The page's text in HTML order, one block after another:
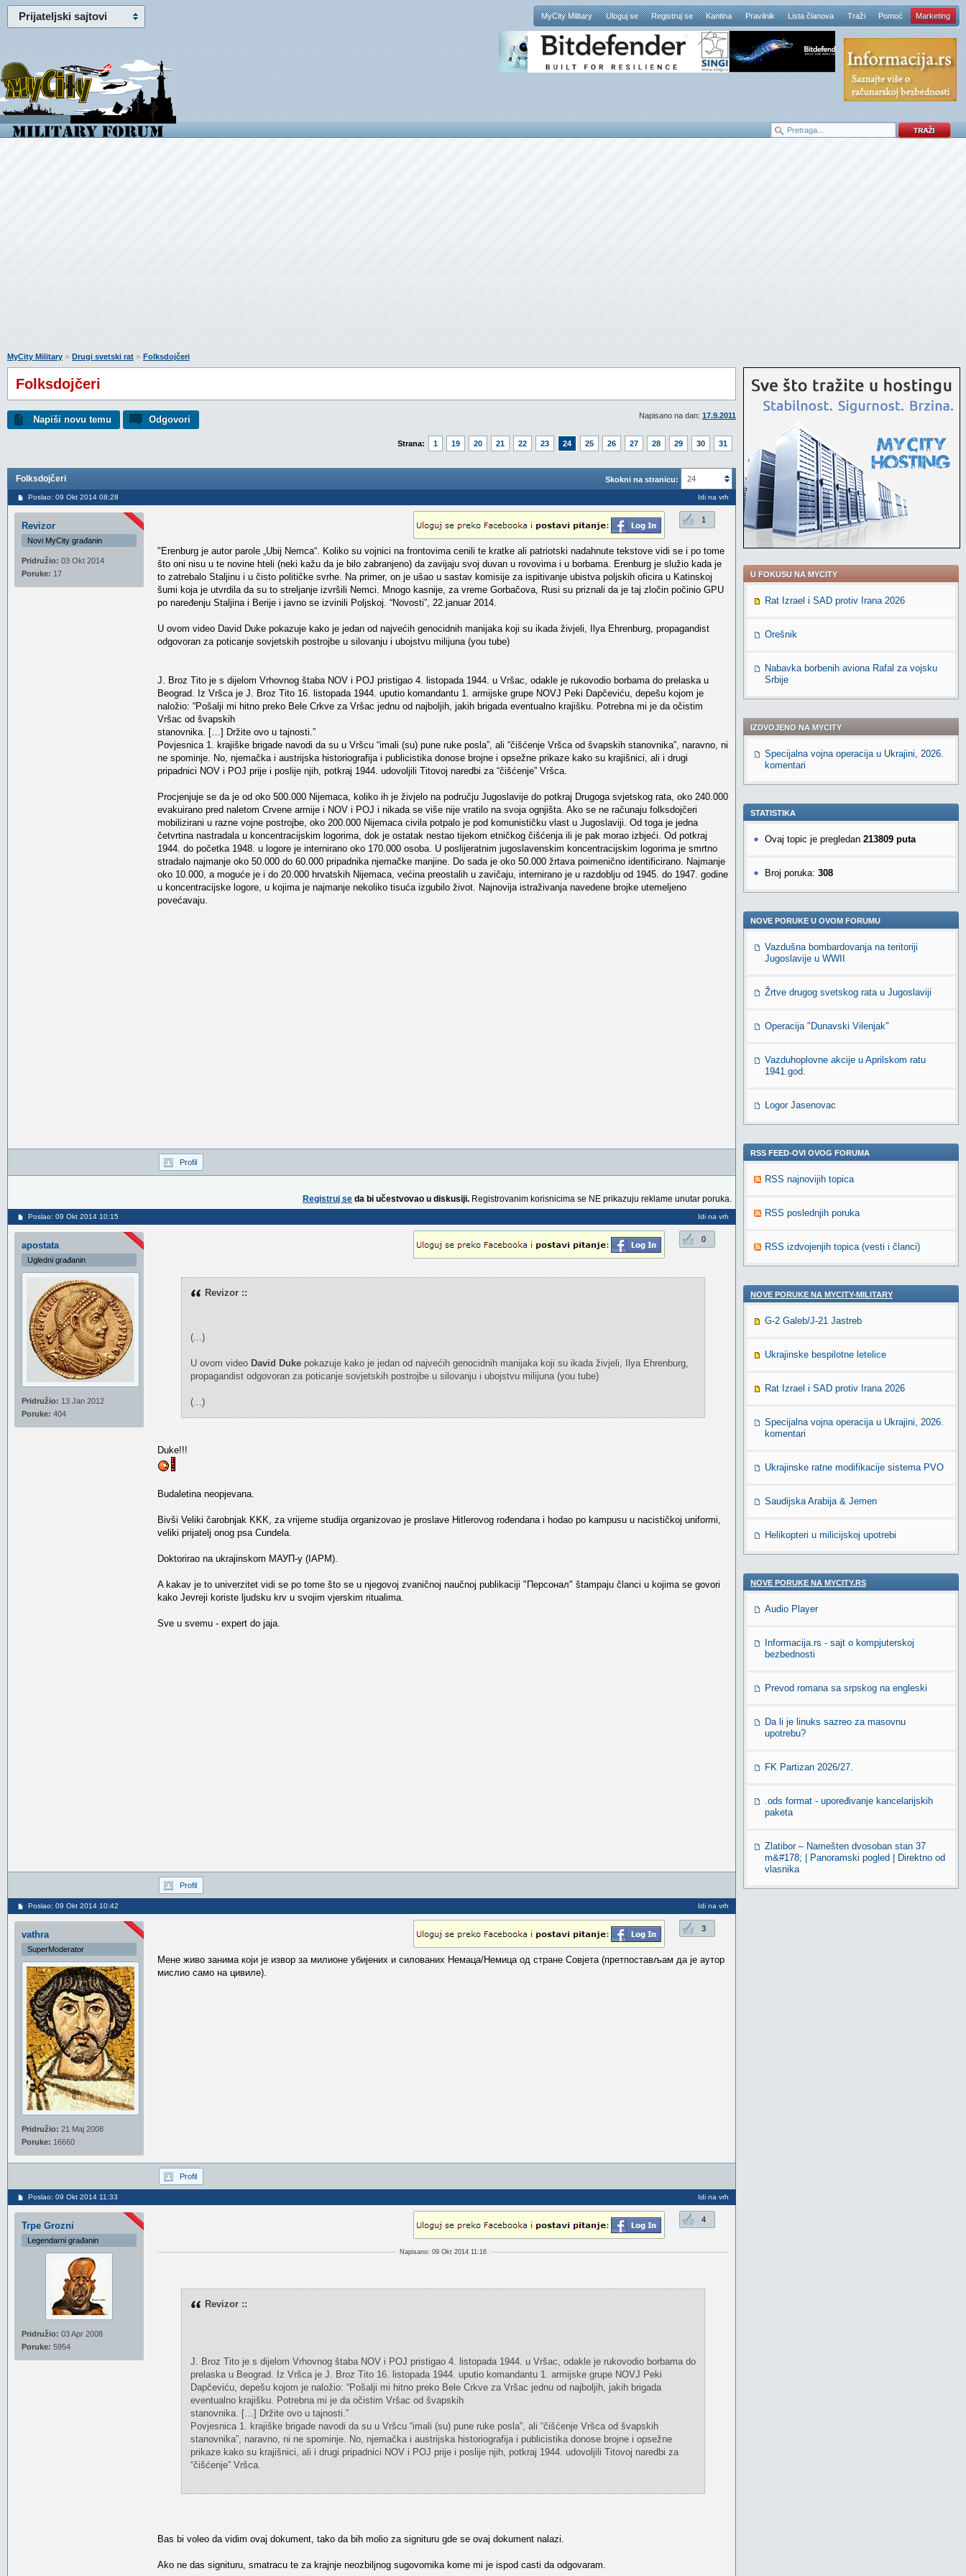
Prijateljski sajtovi MyCity Military Uloguj se Registruj se Kantina Pravilnik Lista članova Traži Pomoć Marketing
MyCity Military » Drugi svetski rat » Folksdojčeri
Folksdojčeri
Napisano na dan: 17.9.2011
Napiši novu temu Odgovori
Strana: 1 19 20 21 22 23 24 25 26 27 28 29 30 31
Skokni na stranicu: 24
Folksdojčeri
Poslao: 09 Okt 2014 08:28 Idi na vrh
Revizor
Novi MyCity građanin
Pridružio: 03 Okt 2014
Poruke: 17
1
"Erenburg je autor parole „Ubij Nemca“. Koliko su vojnici na frontovima cenili te kratke ali patriotski nadahnute tekstove vidi se i po tome
što oni nisu u te novine hteli (neki kažu da je bilo zabranjeno) da zavijaju svoj duvan u rovovima i u borbama. Erenburg je služio kada je
to zatrebalo Staljinu i u čisto političke svrhe. Na primer, on je ušao u sastav komisije za ispitivanje ubistva poljskih oficira u Katinskoj
šumi koja je utvrdila da su to streljanje izvršili Nemci. Mnogo kasnije, za vreme Gorbačova, Rusi su priznali da je taj zločin počinio GPU
po naređenju Staljina i Berije i javno se izvinili Poljskoj. “Novosti”, 22.januar 2014.
U ovom video David Duke pokazuje kako je jedan od najvećih genocidnih manijaka koji su ikada živjeli, Ilya Ehrenburg, propagandist
odgovoran za poticanje sovjetskih postrojbe u silovanju i ubojstvu milijuna (you tube)
J. Broz Tito je s dijelom Vrhovnog štaba NOV i POJ pristigao 4. listopada 1944. u Vršac, odakle je rukovodio borbama do prelaska u
Beograd. Iz Vršca je J. Broz Tito 16. listopada 1944. uputio komandantu 1. armijske grupe NOVJ Peki Dapčeviću, depešu kojom je
naložio: “Pošalji mi hitno preko Bele Crkve za Vršac jednu od najboljih, jakih brigada eventualno krajišku. Potrebna mi je da očistim
Vršac od švapskih
stanovnika. […] Držite ovo u tajnosti.”
Povjesnica 1. krajiške brigade navodi da su u Vršcu “imali (su) pune ruke posla”, ali “čišćenje Vršca od švapskih stanovnika”, naravno, ni
ne spominje. No, njemačka i austrijska historiografija i publicistika donose brojne i opsežne prikaze kako su krajišnici, ali i drugi
pripadnici NOV i POJ prije i poslije njih, potkraj 1944. udovoljili Titovoj naredbi za “čišćenje” Vršca.
Procjenjuje se da je od oko 500.000 Nijemaca, koliko ih je živjelo na području Jugoslavije do potkraj Drugoga svjetskog rata, oko 240.000
evakuirano pred naletom Crvene armije i NOV i POJ i nikada se više nije vratilo na svoja ognjišta. Ako se ne računaju folksdojčeri
mobilizirani u razne vojne postrojbe, oko 200.000 Nijemaca civila potpalo je pod komunističku vlast u Jugoslaviji. Od toga je jedna
četvrtina nastradala u koncentracijskim logorima, dok je ostatak nestao tijekom etničkog čišćenja ili je pak morao izbjeći. Od potkraj
1944. do početka 1948. u logore je internirano oko 170.000 osoba. U poslijeratnim jugoslavenskim koncentracijskim logorima je smrtno
stradalo najmanje oko 50.000 do 60.000 pripadnika njemačke manjine. Do sada je oko 50.000 žrtava poimenično identificirano. Najmanje
oko 10.000, a moguće je i do 20.000 hrvatskih Nijemaca, većina preostalih u zavičaju, internirano je u razdoblju od 1945. do 1947. godine
u koncentracijske logore, u kojima je najmanje nekoliko tisuća izgubilo život. Najnovija istraživanja navedene brojke utemeljeno
povećavaju.
Profil
Registruj se da bi učestvovao u diskusiji. Registrovanim korisnicima se NE prikazuju reklame unutar poruka.
Poslao: 09 Okt 2014 10:15 Idi na vrh
apostata
Ugledni građanin
Pridružio: 13 Jan 2012
Poruke: 404
0
Revizor ::
(...)
U ovom video David Dukepokazuje kako je jedan od najvećih genocidnih manijaka koji su ikada živjeli, Ilya Ehrenburg,
propagandist odgovoran za poticanje sovjetskih postrojbe u silovanju i ubojstvu milijuna (you tube)
(...)
Duke!!!
Budaletina neopjevana.
Bivši Veliki čarobnjak KKK, za vrijeme studija organizovao je proslave Hitlerovog rođendana i hodao po kampusu u nacističkoj uniformi,
veliki prijatelj onog psa Cundela.
Doktorirao na ukrajinskom МАУП-у (IAPM).
A kakav je to univerzitet vidi se po tome što se u njegovoj zvaničnoj naučnoj publikaciji "Персонал" štampaju članci u kojima se govori
kako Jevreji koriste ljudsku krv u svojim vjerskim ritualima.
Sve u svemu - expert do jaja.
Profil
Poslao: 09 Okt 2014 10:42 Idi na vrh
vathra
SuperModerator
Pridružio: 21 Maj 2008
Poruke: 16660
3
Мене живо занима који је извор за милионе убијених и силованих Немаца/Немица од стране Совјета (претпостављам да је аутор
мислио само на цивиле).
Profil
Poslao: 09 Okt 2014 11:33 Idi na vrh
Trpe Grozni
Legendarni građanin
Pridružio: 03 Apr 2008
Poruke: 5954
4
Napisano: 09 Okt 2014 11:16
Revizor ::
J. Broz Tito je s dijelom Vrhovnog štaba NOV i POJ pristigao 4. listopada 1944. u Vršac, odakle je rukovodio borbama do
prelaska u Beograd. Iz Vršca je J. Broz Tito 16. listopada 1944. uputio komandantu 1. armijske grupe NOVJ Peki
Dapčeviću, depešu kojom je naložio: “Pošalji mi hitno preko Bele Crkve za Vršac jednu od najboljih, jakih brigada
eventualno krajišku. Potrebna mi je da očistim Vršac od švapskih
stanovnika. […] Držite ovo u tajnosti.”
Povjesnica 1. krajiške brigade navodi da su u Vršcu “imali (su) pune ruke posla”, ali “čišćenje Vršca od švapskih
stanovnika”, naravno, ni ne spominje. No, njemačka i austrijska historiografija i publicistika donose brojne i opsežne
prikaze kako su krajišnici, ali i drugi pripadnici NOV i POJ prije i poslije njih, potkraj 1944. udovoljili Titovoj naredbi za
“čišćenje” Vršca.
Bas bi voleo da vidim ovaj dokument, tako da bih molio za signituru gde se ovaj dokument nalazi.
Ako ne das signituru, smatracu te za krajnje neozbiljnog sugovornika kome mi je ispod casti da odgovaram.
U FOKUSU NA MYCITY
Rat Izrael i SAD protiv Irana 2026
Orešnik
Nabavka borbenih aviona Rafal za vojsku
Srbije
IZDVOJENO NA MYCITY
Specijalna vojna operacija u Ukrajini, 2026.
komentari
STATISTIKA
Ovaj topic je pregledan 213809 puta
Broj poruka: 308
NOVE PORUKE U OVOM FORUMU
Vazdušna bombardovanja na teritoriji
Jugoslavije u WWII
Žrtve drugog svetskog rata u Jugoslaviji
Operacija "Dunavski Vilenjak"
Vazduhoplovne akcije u Aprilskom ratu
1941.god.
Logor Jasenovac
RSS FEED-OVI OVOG FORUMA
RSS najnovijih topica
RSS poslednjih poruka
RSS izdvojenjih topica (vesti i članci)
NOVE PORUKE NA MYCITY-MILITARY
G-2 Galeb/J-21 Jastreb
Ukrajinske bespilotne letelice
Rat Izrael i SAD protiv Irana 2026
Specijalna vojna operacija u Ukrajini, 2026.
komentari
Ukrajinske ratne modifikacije sistema PVO
Saudijska Arabija & Jemen
Helikopteri u milicijskoj upotrebi
NOVE PORUKE NA MYCITY.RS
Audio Player
Informacija.rs - sajt o kompjuterskoj
bezbednosti
Prevod romana sa srpskog na engleski
Da li je linuks sazreo za masovnu
upotrebu?
FK Partizan 2026/27.
.ods format - upoređivanje kancelarijskih
paketa
Zlatibor – Namešten dvosoban stan 37
m&#178; | Panoramski pogled | Direktno od
vlasnika